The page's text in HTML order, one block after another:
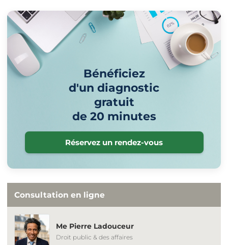
Bénéficiez
d'un diagnostic
gratuit
de 20 minutes
Réservez un rendez-vous
Consultation en ligne
Me Pierre Ladouceur
Droit public & des affaires